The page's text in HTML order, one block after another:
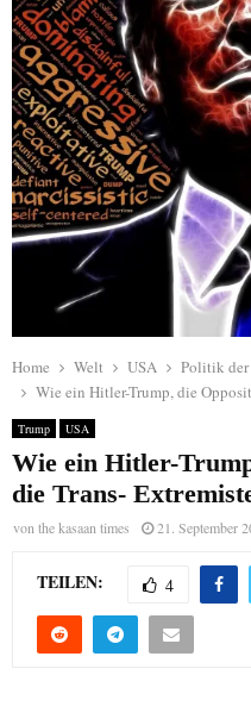
Home Welt USA Politik der
Wie ein Hitler-Trump, die
Trump USA
Wie ein Hitler-
die Trans-
von the kasaan times 21. September
TEILEN: 4